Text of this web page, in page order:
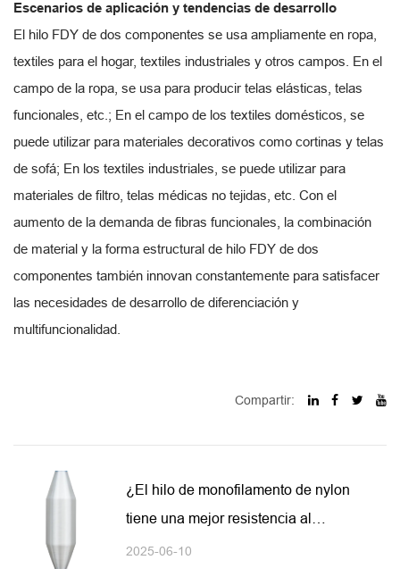
Escenarios de aplicación y tendencias de desarrollo
El hilo FDY de dos componentes se usa ampliamente en ropa,
textiles para el hogar, textiles industriales y otros campos. En el
campo de la ropa, se usa para producir telas elásticas, telas
funcionales, etc.; En el campo de los textiles domésticos, se
puede utilizar para materiales decorativos como cortinas y telas
de sofá; En los textiles industriales, se puede utilizar para
materiales de filtro, telas médicas no tejidas, etc. Con el
aumento de la demanda de fibras funcionales, la combinación
de material y la forma estructural de hilo FDY de dos
componentes también innovan constantemente para satisfacer
las necesidades de desarrollo de diferenciación y
multifuncionalidad.
Compartir:
¿El hilo de monofilamento de nylon
tiene una mejor resistencia al
envejecimiento o los rayos UV?
2025-06-10